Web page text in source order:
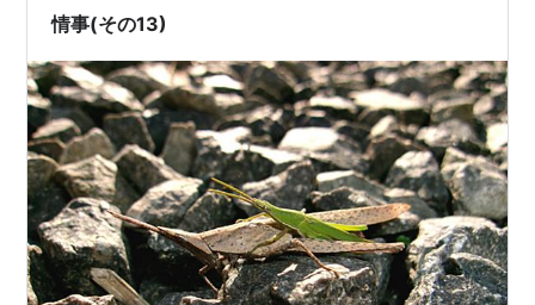
ん。いのちの締めくくりは間もなく否応なく訪れてきま
情事(その13)